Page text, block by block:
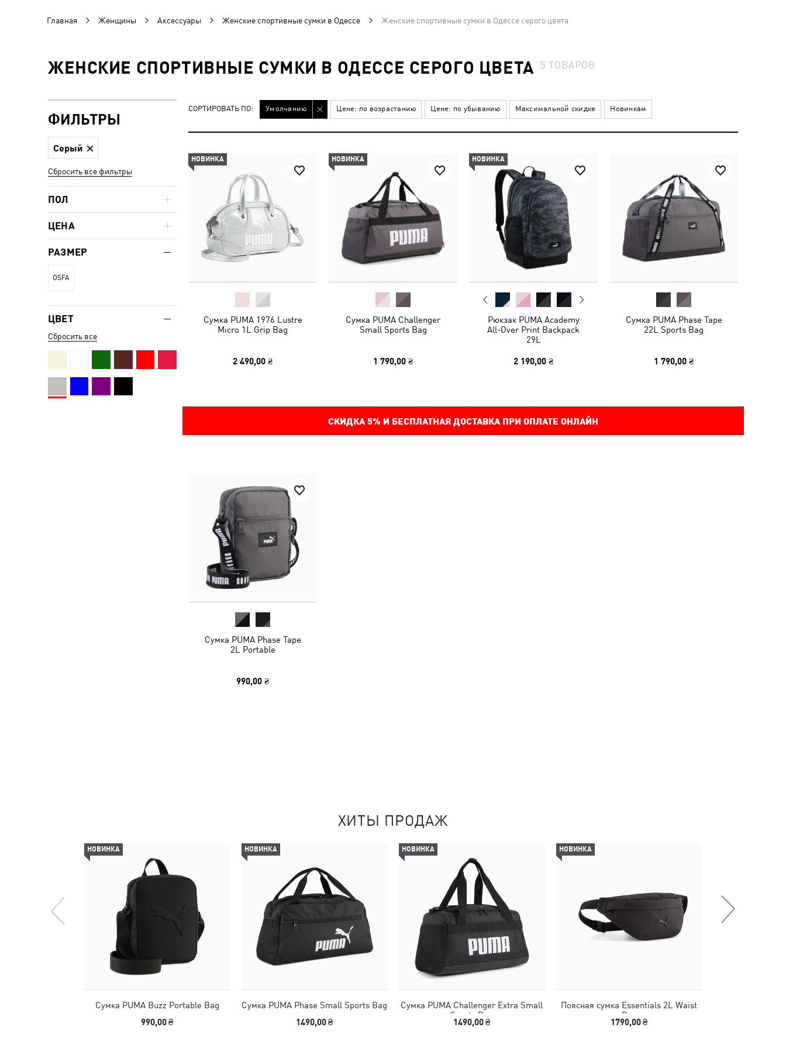
Главная Женщины Аксессуары Женские спортивные сумки в Одессе Женские спортивные сумки в Одессе серого цвета
ЖЕНСКИЕ СПОРТИВНЫЕ СУМКИ В ОДЕССЕ СЕРОГО ЦВЕТА 5ТОВАРОВ
СОРТИРОВАТЬ ПО: Умолчанию Цене: по возрастанию Цене: по убыванию Максимальной скидке Новинкам
НОВИНКА
Сумка PUMA 1976 Lustre
Micro 1L Grip Bag
2 490,00 ₴
НОВИНКА
Сумка PUMA Challenger
Small Sports Bag
1 790,00 ₴
НОВИНКА
Рюкзак PUMA Academy
All-Over Print Backpack
29L
2 190,00 ₴
Сумка PUMA Phase Tape
22L Sports Bag
1 790,00 ₴
СКИДКА 5% И БЕСПЛАТНАЯ ДОСТАВКА ПРИ ОПЛАТЕ ОНЛАЙН
Сумка PUMA Phase Tape
2L Portable
990,00 ₴
ФИЛЬТРЫ
Серый
Сбросить все фильтры
ПОЛ
ЦЕНА
РАЗМЕР
OSFA
ЦВЕТ
Сбросить все
ХИТЫ ПРОДАЖ
НОВИНКА
Сумка PUMA Buzz Portable Bag
990,00 ₴
НОВИНКА
Сумка PUMA Phase Small Sports Bag
1490,00 ₴
НОВИНКА
Сумка PUMA Challenger Extra Small
Sports Bag
1490,00 ₴
НОВИНКА
Поясная сумка Essentials 2L Waist
Bag
1790,00 ₴